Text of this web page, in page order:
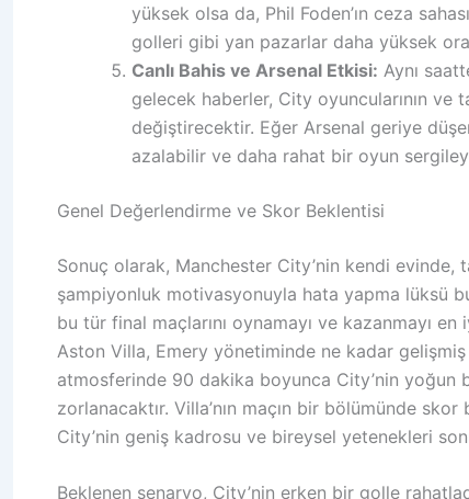
yüksek olsa da, Phil Foden’ın ceza
golleri gibi yan pazarlar daha yüksek
Canlı Bahis ve Arsenal Etkisi: Aynı
gelecek haberler, City oyuncularının ve
değiştirecektir. Eğer Arsenal geriye
azalabilir ve daha rahat bir oyun
Genel Değerlendirme ve Skor Beklentisi
Sonuç olarak, Manchester City’nin kendi evinde,
şampiyonluk motivasyonuyla hata yapma lüksü
bu tür final maçlarını oynamayı ve kazanmayı
Aston Villa, Emery yönetiminde ne kadar gelişmiş
atmosferinde 90 dakika boyunca City’nin yoğun
zorlanacaktır. Villa’nın maçın bir bölümünde skor
City’nin geniş kadrosu ve bireysel yetenekleri
Beklenen senaryo, City’nin erken bir golle